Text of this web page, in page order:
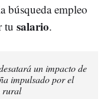
búsqueda empleo
tu salario.
un impacto de
impulsado por el
rural